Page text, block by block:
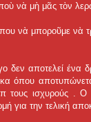
νὰ μὴ μᾶς τὸν
νὰ μποροῦμε νὰ
δεν αποτελεί ένα
όπου
τους ισχυρούς . Ο
για την τελική